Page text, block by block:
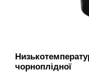
чорноплідної